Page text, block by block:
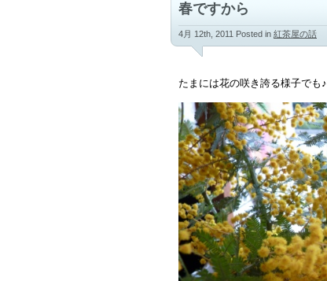
春ですから
4月 12th, 2011 Posted in 紅茶屋の話
たまには花の咲き誇る様子でも♪